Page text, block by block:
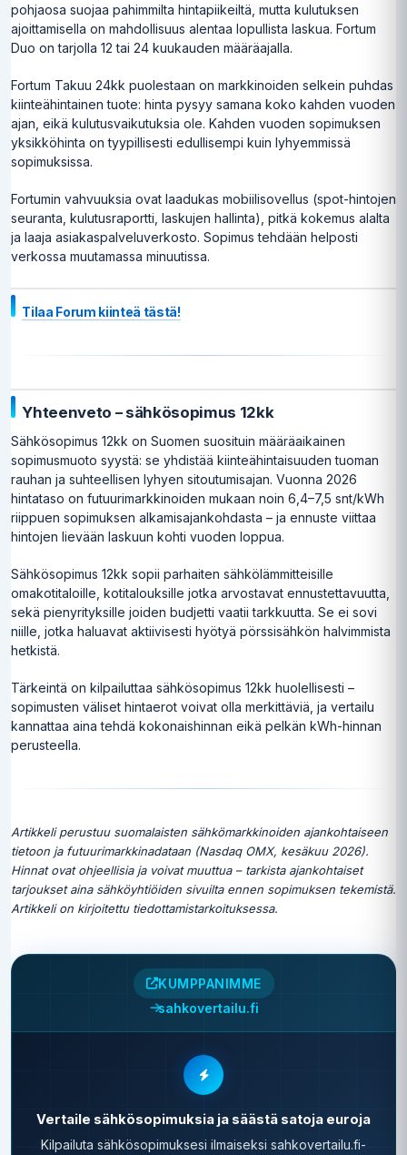
pohjaosa suojaa pahimmilta hintapiikeiltä, mutta kulutuksen
ajoittamisella on mahdollisuus alentaa lopullista laskua. Fortum
Duo on tarjolla 12 tai 24 kuukauden määräajalla.
Fortum Takuu 24kk puolestaan on markkinoiden selkein puhdas
kiinteähintainen tuote: hinta pysyy samana koko kahden vuoden
ajan, eikä kulutusvaikutuksia ole. Kahden vuoden sopimuksen
yksikköhinta on tyypillisesti edullisempi kuin lyhyemmissä
sopimuksissa.
Fortumin vahvuuksia ovat laadukas mobiilisovellus (spot-hintojen
seuranta, kulutusraportti, laskujen hallinta), pitkä kokemus alalta
ja laaja asiakaspalveluverkosto. Sopimus tehdään helposti
verkossa muutamassa minuutissa.
Tilaa Forum kiinteä tästä!
Yhteenveto – sähkösopimus 12kk
Sähkösopimus 12kk on Suomen suosituin määräaikainen
sopimusmuoto syystä: se yhdistää kiinteähintaisuuden tuoman
rauhan ja suhteellisen lyhyen sitoutumisajan. Vuonna 2026
hintataso on futuurimarkkinoiden mukaan noin 6,4–7,5 snt/kWh
riippuen sopimuksen alkamisajankohdasta – ja ennuste viittaa
hintojen lievään laskuun kohti vuoden loppua.
Sähkösopimus 12kk sopii parhaiten sähkölämmitteisille
omakotitaloille, kotitalouksille jotka arvostavat ennustettavuutta,
sekä pienyrityksille joiden budjetti vaatii tarkkuutta. Se ei sovi
niille, jotka haluavat aktiivisesti hyötyä pörssisähkön halvimmista
hetkistä.
Tärkeintä on kilpailuttaa sähkösopimus 12kk huolellisesti –
sopimusten väliset hintaerot voivat olla merkittäviä, ja vertailu
kannattaa aina tehdä kokonaishinnan eikä pelkän kWh-hinnan
perusteella.
Artikkeli perustuu suomalaisten sähkömarkkinoiden ajankohtaiseen
tietoon ja futuurimarkkinadataan (Nasdaq OMX, kesäkuu 2026).
Hinnat ovat ohjeellisia ja voivat muuttua – tarkista ajankohtaiset
tarjoukset aina sähköyhtiöiden sivuilta ennen sopimuksen tekemistä.
Artikkeli on kirjoitettu tiedottamistarkoituksessa.
KUMPPANIMME
sahkovertailu.fi
Vertaile sähkösopimuksia ja säästä satoja euroja
Kilpailuta sähkösopimuksesi ilmaiseksi sahkovertailu.fi-